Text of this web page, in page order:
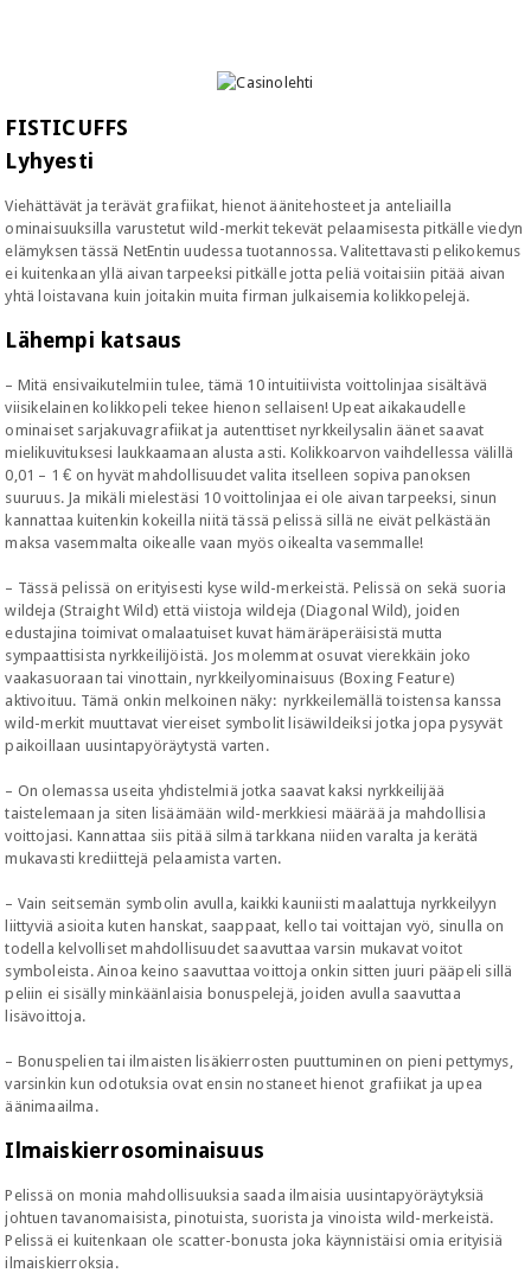
FISTICUFFS
Lyhyesti
Viehättävät ja terävät grafiikat, hienot äänitehosteet ja anteliailla
ominaisuuksilla varustetut wild-merkit tekevät pelaamisesta pitkälle viedyn
elämyksen tässä NetEntin uudessa tuotannossa. Valitettavasti pelikokemus
ei kuitenkaan yllä aivan tarpeeksi pitkälle jotta peliä voitaisiin pitää aivan
yhtä loistavana kuin joitakin muita firman julkaisemia kolikkopelejä.
Lähempi katsaus
– Mitä ensivaikutelmiin tulee, tämä 10 intuitiivista voittolinjaa sisältävä
viisikelainen kolikkopeli tekee hienon sellaisen! Upeat aikakaudelle
ominaiset sarjakuvagrafiikat ja autenttiset nyrkkeilysalin äänet saavat
mielikuvituksesi laukkaamaan alusta asti. Kolikkoarvon vaihdellessa välillä
0,01 – 1 € on hyvät mahdollisuudet valita itselleen sopiva panoksen
suuruus. Ja mikäli mielestäsi 10 voittolinjaa ei ole aivan tarpeeksi, sinun
kannattaa kuitenkin kokeilla niitä tässä pelissä sillä ne eivät pelkästään
maksa vasemmalta oikealle vaan myös oikealta vasemmalle!
– Tässä pelissä on erityisesti kyse wild-merkeistä. Pelissä on sekä suoria
wildeja (Straight Wild) että viistoja wildeja (Diagonal Wild), joiden
edustajina toimivat omalaatuiset kuvat hämäräperäisistä mutta
sympaattisista nyrkkeilijöistä. Jos molemmat osuvat vierekkäin joko
vaakasuoraan tai vinottain, nyrkkeilyominaisuus (Boxing Feature)
aktivoituu. Tämä onkin melkoinen näky: nyrkkeilemällä toistensa kanssa
wild-merkit muuttavat viereiset symbolit lisäwildeiksi jotka jopa pysyvät
paikoillaan uusintapyöräytystä varten.
– On olemassa useita yhdistelmiä jotka saavat kaksi nyrkkeilijää
taistelemaan ja siten lisäämään wild-merkkiesi määrää ja mahdollisia
voittojasi. Kannattaa siis pitää silmä tarkkana niiden varalta ja kerätä
mukavasti krediittejä pelaamista varten.
– Vain seitsemän symbolin avulla, kaikki kauniisti maalattuja nyrkkeilyyn
liittyviä asioita kuten hanskat, saappaat, kello tai voittajan vyö, sinulla on
todella kelvolliset mahdollisuudet saavuttaa varsin mukavat voitot
symboleista. Ainoa keino saavuttaa voittoja onkin sitten juuri pääpeli sillä
peliin ei sisälly minkäänlaisia bonuspelejä, joiden avulla saavuttaa
lisävoittoja.
– Bonuspelien tai ilmaisten lisäkierrosten puuttuminen on pieni pettymys,
varsinkin kun odotuksia ovat ensin nostaneet hienot grafiikat ja upea
äänimaailma.
Ilmaiskierrosominaisuus
Pelissä on monia mahdollisuuksia saada ilmaisia uusintapyöräytyksiä
johtuen tavanomaisista, pinotuista, suorista ja vinoista wild-merkeistä.
Pelissä ei kuitenkaan ole scatter-bonusta joka käynnistäisi omia erityisiä
ilmaiskierroksia.